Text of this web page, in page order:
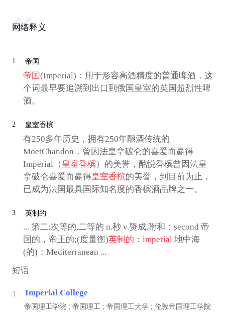
网络释义
1 帝国
帝国(Imperial)：用于形容高酒精度的普通啤酒，这
个词最早要追溯到出口到俄国皇室的英国超烈性啤
酒。
2 皇室香槟
有250多年历史，拥有250年酿酒传统的
MoetChandon，曾因法皇拿破仑的喜爱而赢得
Imperial（皇室香槟）的美誉，酩悦香槟曾因法皇
拿破仑喜爱而赢得皇室香槟的美誉，到目前为止，
已成为法国最具国际知名度的香槟酒品牌之一。
3 英制的
... 第二;次等的,二等的 n.秒 v.赞成,附和：second 帝
国的，帝王的;(度量衡)英制的 ： imperial地中海
(的)：Mediterranean ...
短语
1 Imperial College
帝国理工学院 ; 帝国理工 ; 帝国理工大学 ; 伦敦帝国理工学院